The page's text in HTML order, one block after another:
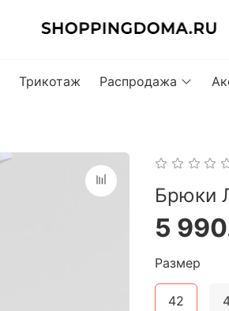
Трикотаж Распродажа
Брюки
5
Размер
42